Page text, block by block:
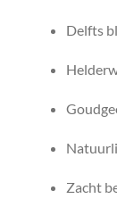
Delfts
Zacht